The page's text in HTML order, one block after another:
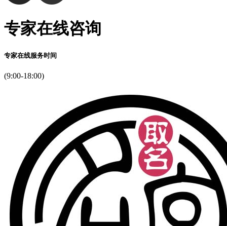
专家在线咨询
专家在线服务时间
(9:00-18:00)